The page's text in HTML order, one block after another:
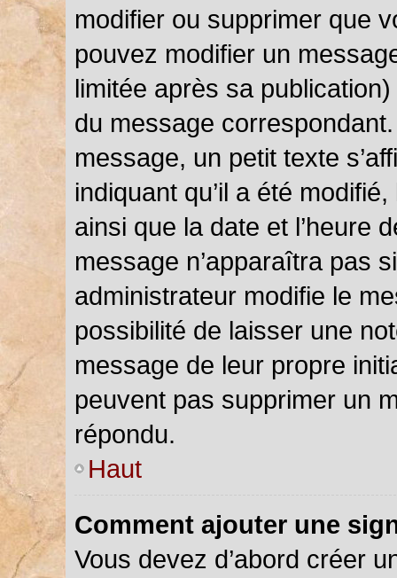
modifier ou supprimer que
pouvez modifier un
limitée après sa
du message
message, un petit texte
indiquant qu’il a été
ainsi que la date et l’heure
message n’apparaîtra pas
administrateur modifie le
possibilité de laisser une
message de leur propre
peuvent pas supprimer un
répondu.
Haut
Comment ajouter une
Vous devez d’abord créer